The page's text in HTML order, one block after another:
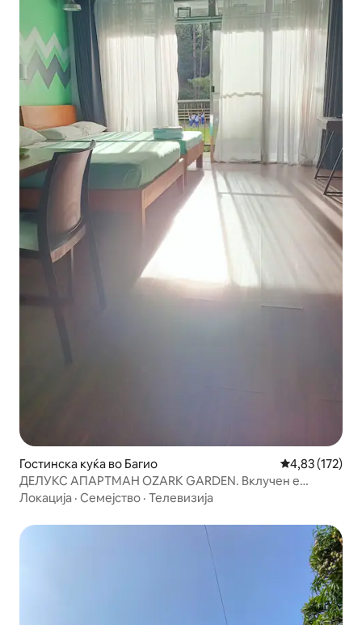
Гостинска куќа во Багио Просечна
4,83 (172)
ДЕЛУКС АПАРТМАН OZARK GARDEN. Вклучен е
појадок.
Локација · Семејство · Телевизија